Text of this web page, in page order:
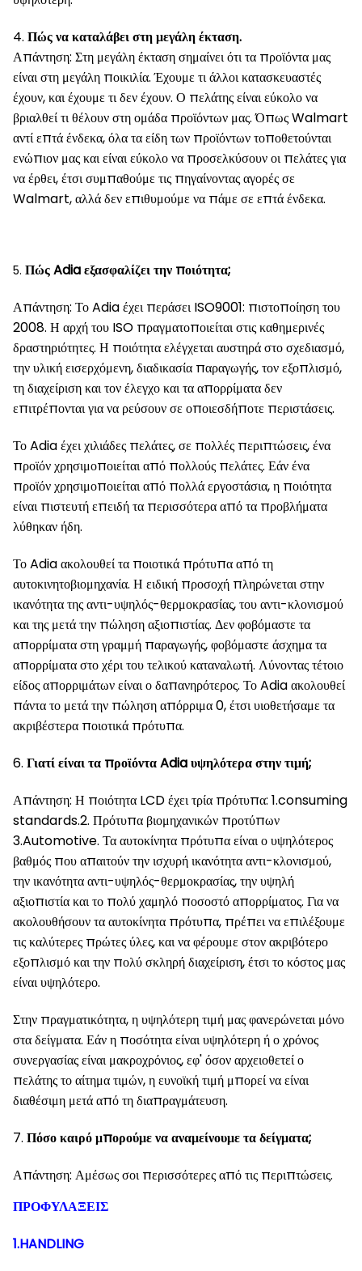
4. Πώς να καταλάβει στη μεγάλη έκταση.
Απάντηση: Στη μεγάλη έκταση σημαίνει ότι τα προϊόντα μας
είναι στη μεγάλη ποικιλία. Έχουμε τι άλλοι κατασκευαστές
έχουν, και έχουμε τι δεν έχουν. Ο πελάτης είναι εύκολο να
βριαλθεί τι θέλουν στη ομάδα προϊόντων μας. Όπως Walmart
αντί επτά ένδεκα, όλα τα είδη των προϊόντων τοποθετούνται
ενώπιον μας και είναι εύκολο να προσελκύσουν οι πελάτες για
να έρθει, έτσι συμπαθούμε τις πηγαίνοντας αγορές σε
Walmart, αλλά δεν επιθυμούμε να πάμε σε επτά ένδεκα.
5. Πώς Adia εξασφαλίζει την ποιότητα;
Απάντηση: Το Adia έχει περάσει ISO9001: πιστοποίηση του
2008. Η αρχή του ISO πραγματοποιείται στις καθημερινές
δραστηριότητες. Η ποιότητα ελέγχεται αυστηρά στο σχεδιασμό,
την υλική εισερχόμενη, διαδικασία παραγωγής, τον εξοπλισμό,
τη διαχείριση και τον έλεγχο και τα απορρίματα δεν
επιτρέπονται για να ρεύσουν σε οποιεσδήποτε περιστάσεις.
Το Adia έχει χιλιάδες πελάτες, σε πολλές περιπτώσεις, ένα
προϊόν χρησιμοποιείται από πολλούς πελάτες. Εάν ένα
προϊόν χρησιμοποιείται από πολλά εργοστάσια, η ποιότητα
είναι πιστευτή επειδή τα περισσότερα από τα προβλήματα
λύθηκαν ήδη.
Το Adia ακολουθεί τα ποιοτικά πρότυπα από τη
αυτοκινητοβιομηχανία. Η ειδική προσοχή πληρώνεται στην
ικανότητα της αντι-υψηλός-θερμοκρασίας, του αντι-κλονισμού
και της μετά την πώληση αξιοπιστίας. Δεν φοβόμαστε τα
απορρίματα στη γραμμή παραγωγής, φοβόμαστε άσχημα τα
απορρίματα στο χέρι του τελικού καταναλωτή. Λύνοντας τέτοιο
είδος απορριμάτων είναι ο δαπανηρότερος. Το Adia ακολουθεί
πάντα το μετά την πώληση απόρριμα 0, έτσι υιοθετήσαμε τα
ακριβέστερα ποιοτικά πρότυπα.
6. Γιατί είναι τα προϊόντα Adia υψηλότερα στην τιμή;
Απάντηση: Η ποιότητα LCD έχει τρία πρότυπα: 1.consuming
standards.2. Πρότυπα βιομηχανικών προτύπων
3.Automotive. Τα αυτοκίνητα πρότυπα είναι ο υψηλότερος
βαθμός που απαιτούν την ισχυρή ικανότητα αντι-κλονισμού,
την ικανότητα αντι-υψηλός-θερμοκρασίας, την υψηλή
αξιοπιστία και το πολύ χαμηλό ποσοστό απορρίματος. Για να
ακολουθήσουν τα αυτοκίνητα πρότυπα, πρέπει να επιλέξουμε
τις καλύτερες πρώτες ύλες, και να φέρουμε στον ακριβότερο
εξοπλισμό και την πολύ σκληρή διαχείριση, έτσι το κόστος μας
είναι υψηλότερο.
Στην πραγματικότητα, η υψηλότερη τιμή μας φανερώνεται μόνο
στα δείγματα. Εάν η ποσότητα είναι υψηλότερη ή ο χρόνος
συνεργασίας είναι μακροχρόνιος, εφ' όσον αρχειοθετεί ο
πελάτης το αίτημα τιμών, η ευνοϊκή τιμή μπορεί να είναι
διαθέσιμη μετά από τη διαπραγμάτευση.
7. Πόσο καιρό μπορούμε να αναμείνουμε τα δείγματα;
Απάντηση: Αμέσως σοι περισσότερες από τις περιπτώσεις.
ΠΡΟΦΥΛΑΞΕΙΣ
1.HANDLING